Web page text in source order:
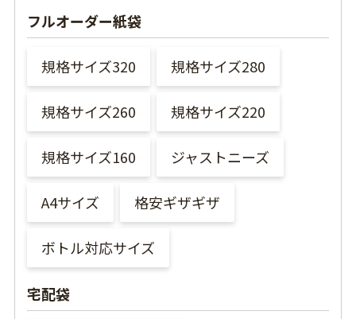
フルオーダー紙袋
規格サイズ320 規格サイズ280
規格サイズ260 規格サイズ220
規格サイズ160 ジャストニーズ
A4サイズ 格安ギザギザ
ボトル対応サイズ
宅配袋